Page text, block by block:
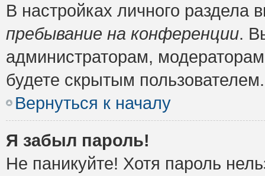
В настройках личного
пребывание на конференции.
администраторам,
будете скрытым пользователем.
Вернуться к началу
Я забыл пароль!
Не паникуйте! Хотя пароль